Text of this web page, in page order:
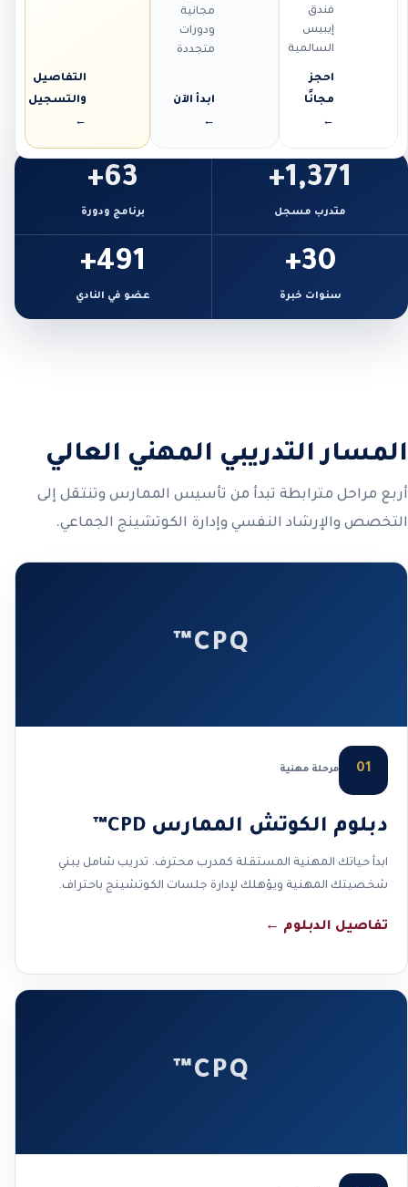
فندق
إيبيس
السالمية
احجز
مجانًا
←
مجانية
ودورات
متجددة
ابدأ الآن
←
التفاصيل
والتسجيل
←
1,371+
متدرب مسجل
63+
برنامج ودورة
30+
سنوات خبرة
491+
عضو في النادي
المسار التدريبي المهني العالي
أربع مراحل مترابطة تبدأ من تأسيس الممارس وتنتقل إلى
التخصص والإرشاد النفسي وإدارة الكوتشينج الجماعي.
CPQ™
01 مرحلة مهنية
دبلوم الكوتش الممارس CPD™
ابدأ حياتك المهنية المستقلة كمدرب محترف. تدريب شامل يبني
شخصيتك المهنية ويؤهلك لإدارة جلسات الكوتشينج باحتراف.
تفاصيل الدبلوم ←
CPQ™